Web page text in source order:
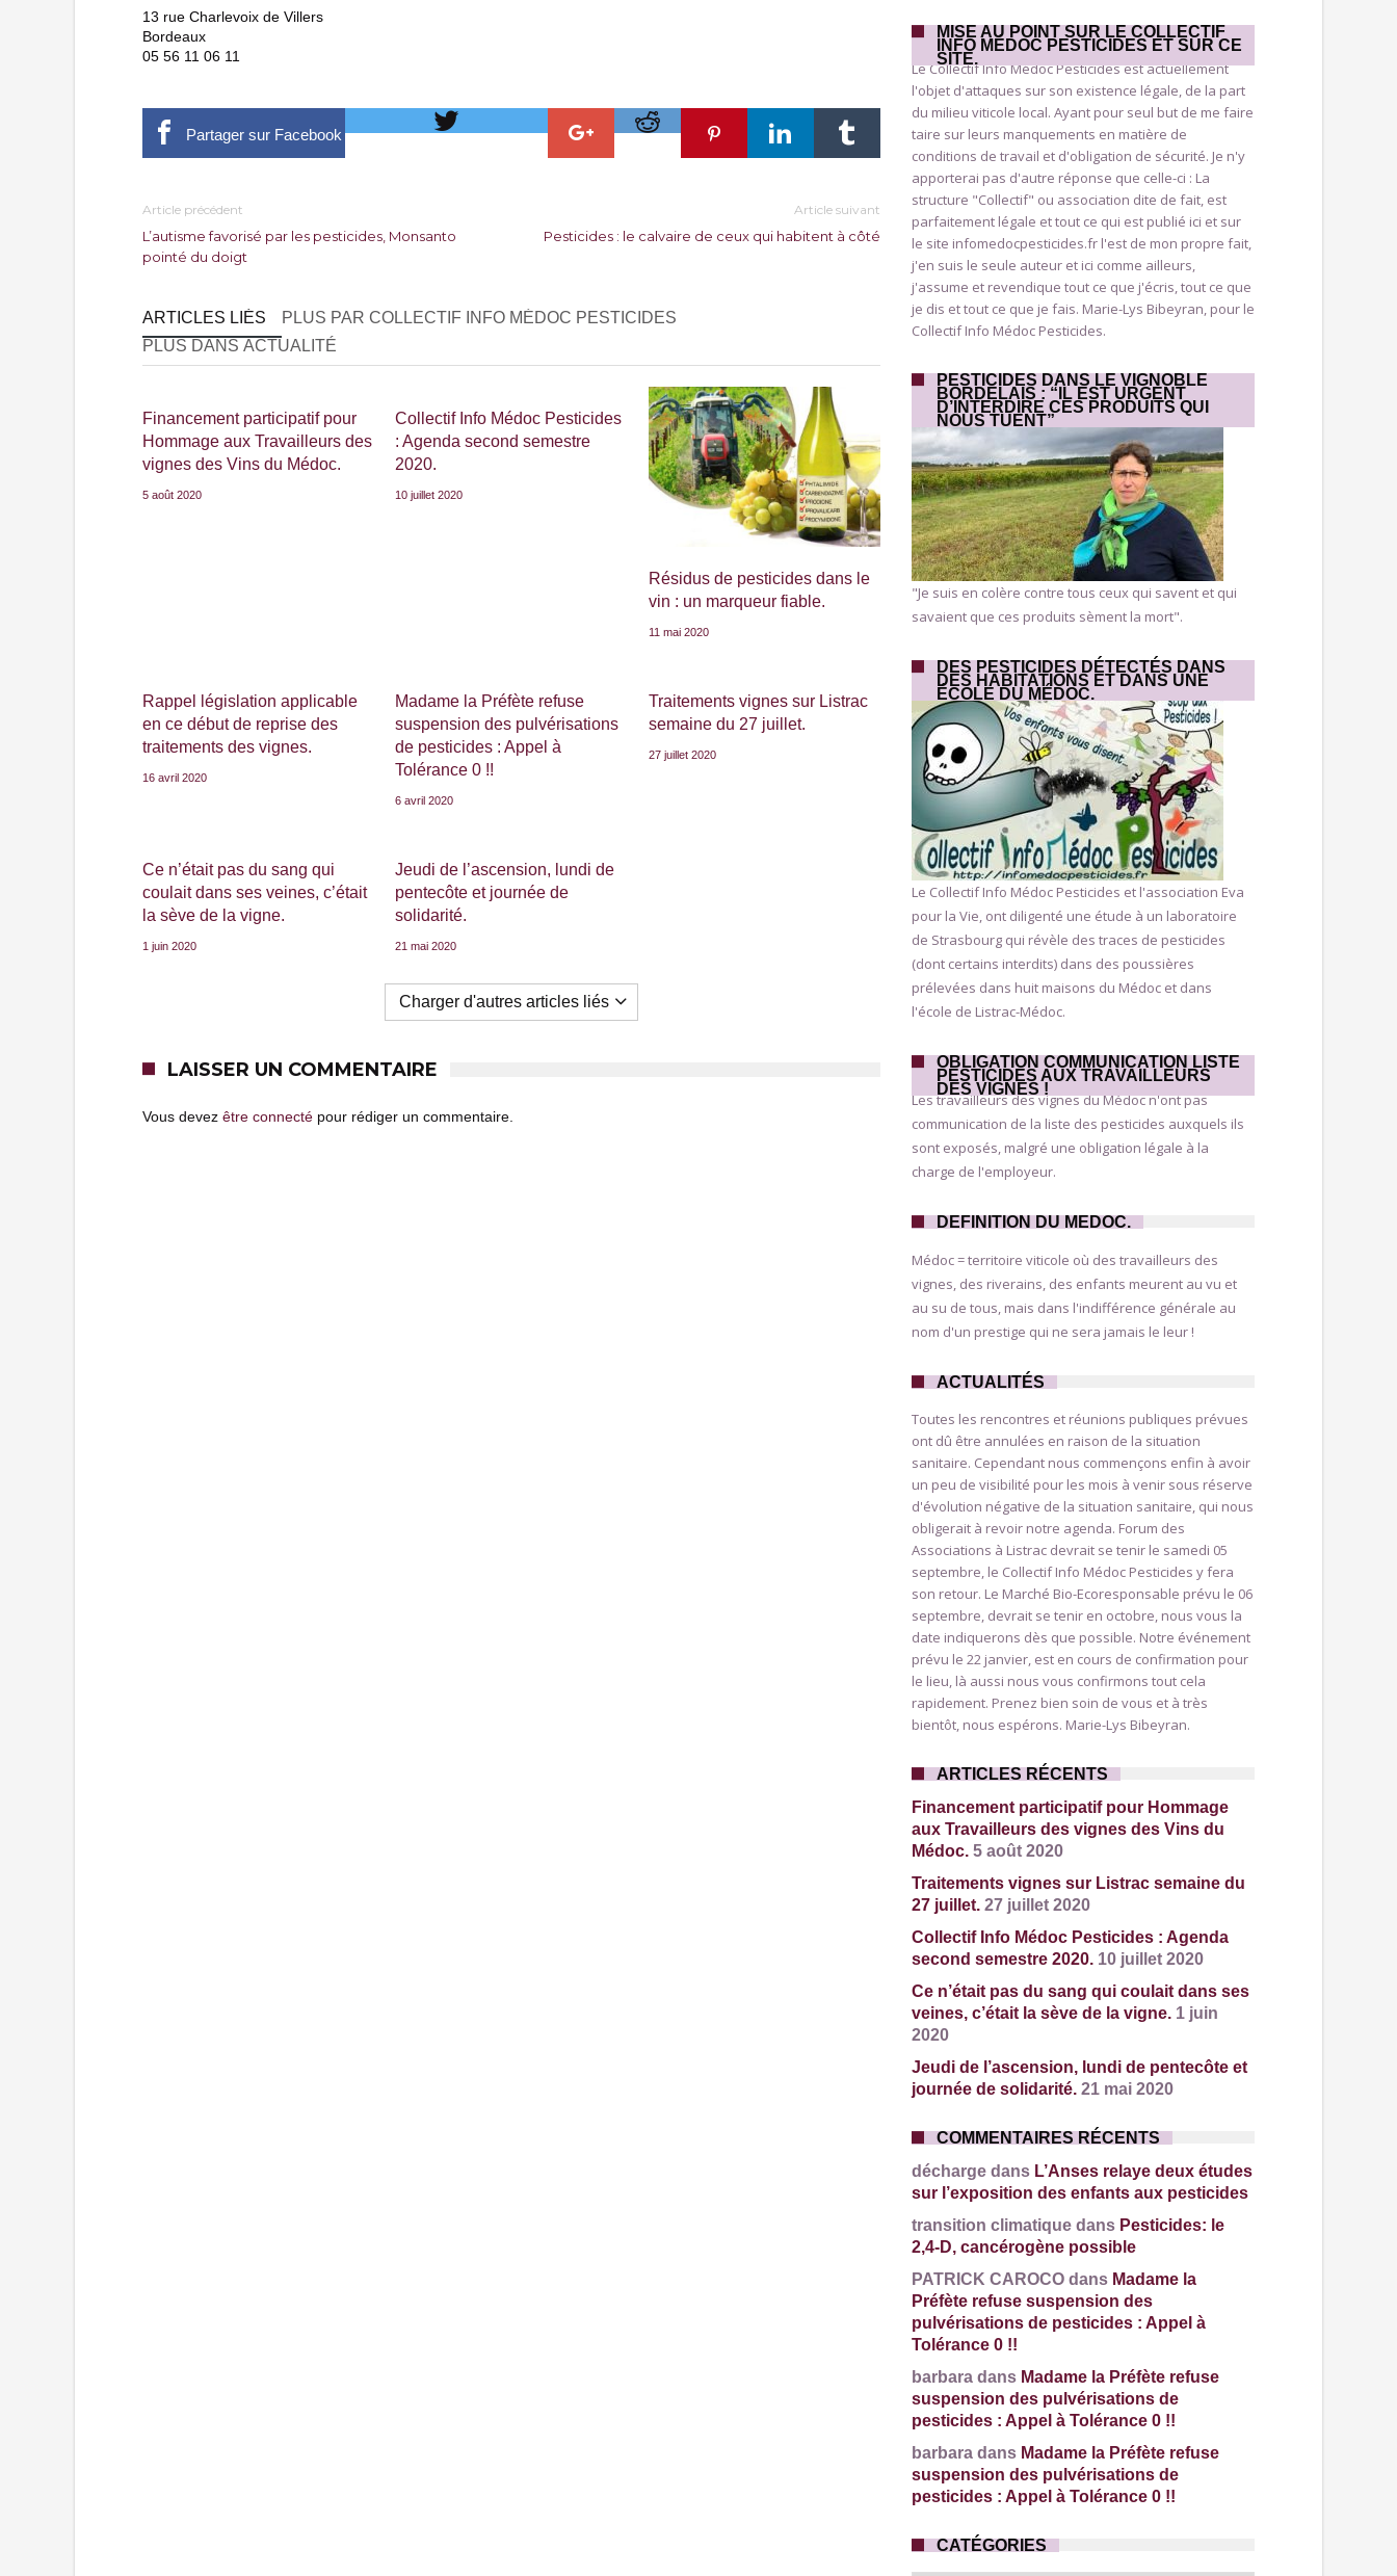
13 rue Charlevoix de Villers
Bordeaux
05 56 11 06 11
Partager sur Facebook
Article précédent
L’autisme favorisé par les pesticides, Monsanto
pointé du doigt
Article suivant
Pesticides : le calvaire de ceux qui habitent à côté
ARTICLES LIÉS
PLUS PAR COLLECTIF INFO MÉDOC PESTICIDES
PLUS DANS ACTUALITÉ
Financement participatif pour
Hommage aux Travailleurs des
vignes des Vins du Médoc.
5 août 2020
Collectif Info Médoc Pesticides
: Agenda second semestre
2020.
10 juillet 2020
Résidus de pesticides dans le
vin : un marqueur fiable.
11 mai 2020
Rappel législation applicable
en ce début de reprise des
traitements des vignes.
16 avril 2020
Madame la Préfète refuse
suspension des pulvérisations
de pesticides : Appel à
Tolérance 0 !!
6 avril 2020
Traitements vignes sur Listrac
semaine du 27 juillet.
27 juillet 2020
Ce n’était pas du sang qui
coulait dans ses veines, c’était
la sève de la vigne.
1 juin 2020
Jeudi de l’ascension, lundi de
pentecôte et journée de
solidarité.
21 mai 2020
Charger d'autres articles liés
LAISSER UN COMMENTAIRE
Vous devez être connecté pour rédiger un commentaire.
MISE AU POINT SUR LE COLLECTIF
INFO MÉDOC PESTICIDES ET SUR CE
SITE.
Le Collectif Info Médoc Pesticides est actuellement
l'objet d'attaques sur son existence légale, de la part
du milieu viticole local. Ayant pour seul but de me faire
taire sur leurs manquements en matière de
conditions de travail et d'obligation de sécurité. Je n'y
apporterai pas d'autre réponse que celle-ci : La
structure "Collectif" ou association dite de fait, est
parfaitement légale et tout ce qui est publié ici et sur
le site infomedocpesticides.fr l'est de mon propre fait,
j'en suis le seule auteur et ici comme ailleurs,
j'assume et revendique tout ce que j'écris, tout ce que
je dis et tout ce que je fais. Marie-Lys Bibeyran, pour le
Collectif Info Médoc Pesticides.
PESTICIDES DANS LE VIGNOBLE
BORDELAIS : “IL EST URGENT
D’INTERDIRE CES PRODUITS QUI
NOUS TUENT”
"Je suis en colère contre tous ceux qui savent et qui
savaient que ces produits sèment la mort".
DES PESTICIDES DÉTECTÉS DANS
DES HABITATIONS ET DANS UNE
ÉCOLE DU MÉDOC.
Le Collectif Info Médoc Pesticides et l'association Eva
pour la Vie, ont diligenté une étude à un laboratoire
de Strasbourg qui révèle des traces de pesticides
(dont certains interdits) dans des poussières
prélevées dans huit maisons du Médoc et dans
l'école de Listrac-Médoc.
OBLIGATION COMMUNICATION LISTE
PESTICIDES AUX TRAVAILLEURS
DES VIGNES !
Les travailleurs des vignes du Médoc n'ont pas
communication de la liste des pesticides auxquels ils
sont exposés, malgré une obligation légale à la
charge de l'employeur.
DEFINITION DU MEDOC.
Médoc = territoire viticole où des travailleurs des
vignes, des riverains, des enfants meurent au vu et
au su de tous, mais dans l'indifférence générale au
nom d'un prestige qui ne sera jamais le leur !
ACTUALITÉS
Toutes les rencontres et réunions publiques prévues
ont dû être annulées en raison de la situation
sanitaire. Cependant nous commençons enfin à avoir
un peu de visibilité pour les mois à venir sous réserve
d'évolution négative de la situation sanitaire, qui nous
obligerait à revoir notre agenda. Forum des
Associations à Listrac devrait se tenir le samedi 05
septembre, le Collectif Info Médoc Pesticides y fera
son retour. Le Marché Bio-Ecoresponsable prévu le 06
septembre, devrait se tenir en octobre, nous vous la
date indiquerons dès que possible. Notre événement
prévu le 22 janvier, est en cours de confirmation pour
le lieu, là aussi nous vous confirmons tout cela
rapidement. Prenez bien soin de vous et à très
bientôt, nous espérons. Marie-Lys Bibeyran.
ARTICLES RÉCENTS
Financement participatif pour Hommage
aux Travailleurs des vignes des Vins du
Médoc. 5 août 2020
Traitements vignes sur Listrac semaine du
27 juillet. 27 juillet 2020
Collectif Info Médoc Pesticides : Agenda
second semestre 2020. 10 juillet 2020
Ce n’était pas du sang qui coulait dans ses
veines, c’était la sève de la vigne. 1 juin
2020
Jeudi de l’ascension, lundi de pentecôte et
journée de solidarité. 21 mai 2020
COMMENTAIRES RÉCENTS
décharge dans L’Anses relaye deux études
sur l’exposition des enfants aux pesticides
transition climatique dans Pesticides: le
2,4-D, cancérogène possible
PATRICK CAROCO dans Madame la
Préfète refuse suspension des
pulvérisations de pesticides : Appel à
Tolérance 0 !!
barbara dans Madame la Préfète refuse
suspension des pulvérisations de
pesticides : Appel à Tolérance 0 !!
barbara dans Madame la Préfète refuse
suspension des pulvérisations de
pesticides : Appel à Tolérance 0 !!
CATÉGORIES